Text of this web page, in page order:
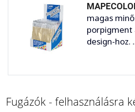
magas
porpigment
design-hoz.
Fugázók - felhasználásra